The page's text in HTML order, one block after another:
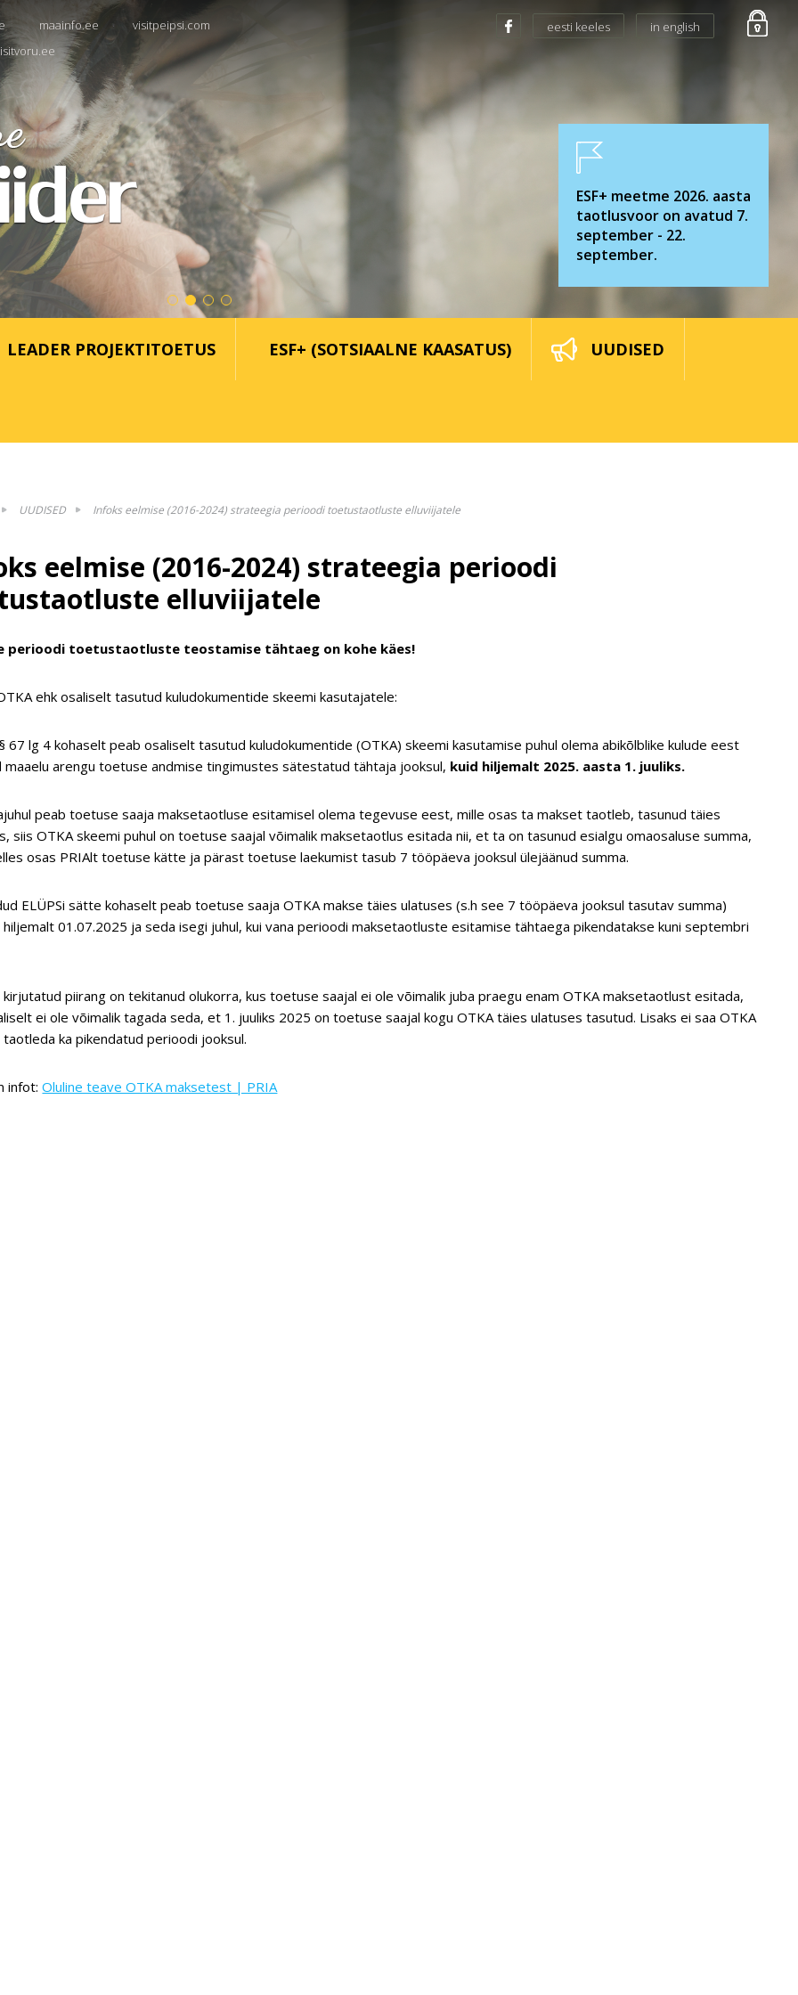
maainfo.ee
visitpeipsi.com
eesti keeles in english
ESF+ meetme 2026. aasta
taotlusvoor on avatud 7.
september - 22.
september.
LEADER PROJEKTITOETUS ESF+ (SOTSIAALNE KAASATUS) UUDISED
UUDISED Infoks eelmise (2016-2024) strateegia perioodi toetustaotluste elluviijatele
eelmise (2016-2024) strateegia perioodi
elluviijatele
perioodi toetustaotluste teostamise tähtaeg on kohe käes!
ehk osaliselt tasutud kuludokumentide skeemi kasutajatele:
67 lg 4 kohaselt peab osaliselt tasutud kuludokumentide (OTKA) skeemi kasutamise puhul olema abikõlblike kulude eest
maaelu arengu toetuse andmise tingimustes sätestatud tähtaja jooksul, kuid hiljemalt 2025. aasta 1. juuliks.
peab toetuse saaja maksetaotluse esitamisel olema tegevuse eest, mille osas ta makset taotleb, tasunud täies
siis OTKA skeemi puhul on toetuse saajal võimalik maksetaotlus esitada nii, et ta on tasunud esialgu omaosaluse summa,
osas PRIAlt toetuse kätte ja pärast toetuse laekumist tasub 7 tööpäeva jooksul ülejäänud summa.
ELÜPSi sätte kohaselt peab toetuse saaja OTKA makse täies ulatuses (s.h see 7 tööpäeva jooksul tasutav summa)
hiljemalt 01.07.2025 ja seda isegi juhul, kui vana perioodi maksetaotluste esitamise tähtaega pikendatakse kuni septembri
kirjutatud piirang on tekitanud olukorra, kus toetuse saajal ei ole võimalik juba praegu enam OTKA maksetaotlust esitada,
ei ole võimalik tagada seda, et 1. juuliks 2025 on toetuse saajal kogu OTKA täies ulatuses tasutud. Lisaks ei saa OTKA
ka pikendatud perioodi jooksul.
infot:Oluline teave OTKA maksetest | PRIA